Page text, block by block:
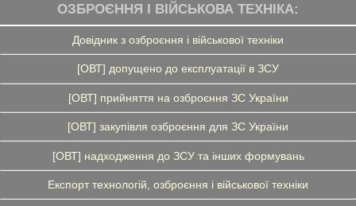
ОЗБРОЄННЯ І ВІЙСЬКОВА ТЕХНІКА:
Довідник з озброєння і військової техніки
[ОВТ] допущено до експлуатації в ЗСУ
[ОВТ] прийняття на озброєння ЗС України
[ОВТ] закупівля озброєння для ЗС України
[ОВТ] надходження до ЗСУ та інших формувань
Експорт технологій, озброєння і військової техніки